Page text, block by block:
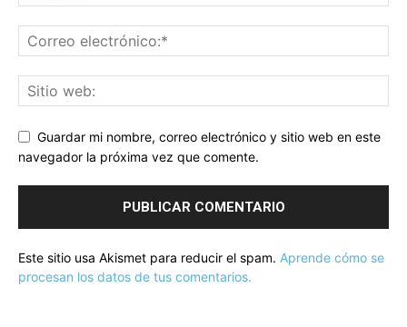
Guardar mi nombre, correo electrónico y sitio web en este
navegador la próxima vez que comente.
Este sitio usa Akismet para reducir el spam. Aprende cómo se
procesan los datos de tus comentarios.